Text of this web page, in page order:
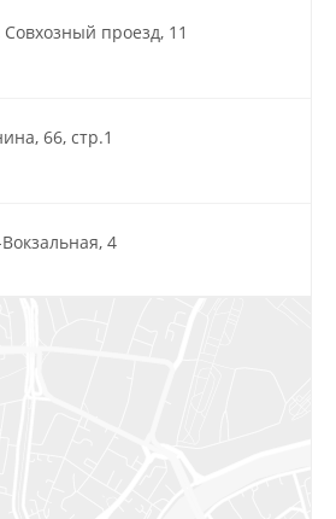
проезд, 11
66, стр.1
4